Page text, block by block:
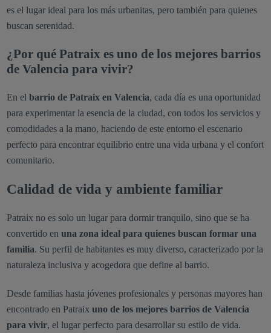
es el lugar ideal para los más urbanitas, pero también para quienes
buscan serenidad.
¿Por qué Patraix es uno de los mejores barrios
de Valencia para vivir?
En el barrio de Patraix en Valencia, cada día es una oportunidad
para experimentar la esencia de la ciudad, con todos los servicios y
comodidades a la mano, haciendo de este entorno el escenario
perfecto para encontrar equilibrio entre una vida urbana y el confort
comunitario.
Calidad de vida y ambiente familiar
Patraix no es solo un lugar para dormir tranquilo, sino que se ha
convertido en una zona ideal para quienes buscan formar una
familia. Su perfil de habitantes es muy diverso, caracterizado por la
naturaleza inclusiva y acogedora que define al barrio.
Desde familias hasta jóvenes profesionales y personas mayores han
encontrado en Patraix uno de los mejores barrios de Valencia
para vivir, el lugar perfecto para desarrollar su estilo de vida.